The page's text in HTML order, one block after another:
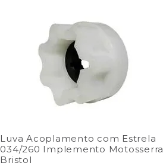
Luva Acoplamento com Estrela
034/260 Implemento Motosserra
Bristol